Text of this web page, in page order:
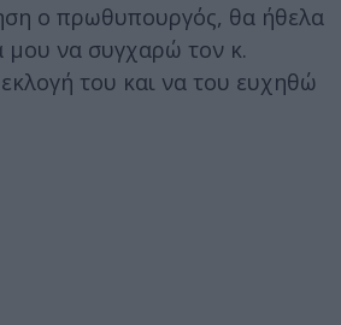
ο πρωθυπουργός, θα ήθελα
μου να συγχαρώ τον κ.
του και να του ευχηθώ